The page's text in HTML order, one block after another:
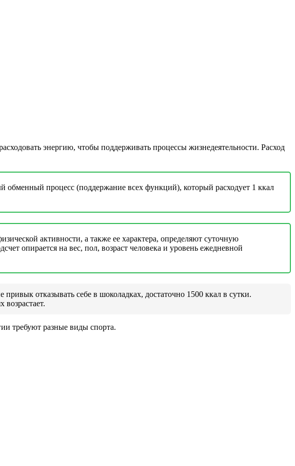
энергию, чтобы поддерживать процессы жизнедеятельности. Расход
обменный процесс (поддержание всех функций), который расходует 1 ккал
активности, а также ее характера, определяют суточную
опирается на вес, пол, возраст человека и уровень ежедневной
отказывать себе в шоколадках, достаточно 1500 ккал в сутки.
возрастает.
требуют разные виды спорта.